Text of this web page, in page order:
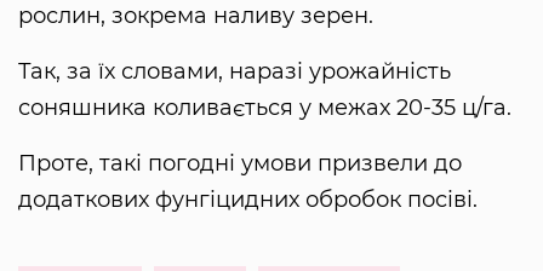
рослин, зокрема наливу зерен.
Так, за їх словами, наразі урожайність
соняшника коливається у межах 20-35 ц/га.
Проте, такі погодні умови призвели до
додаткових фунгіцидних обробок посіві.